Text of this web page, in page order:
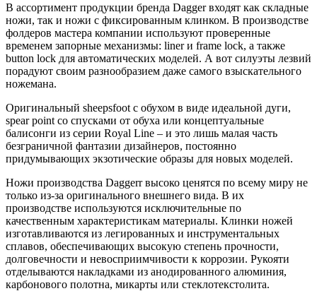
В ассортимент продукции бренда Dagger входят как складные
ножи, так и ножи с фиксированным клинком. В производстве
фолдеров мастера компании используют проверенные
временем запорные механизмы: liner и frame lock, а также
button lock для автоматических моделей. А вот силуэты лезвий
порадуют своим разнообразием даже самого взыскательного
ножемана.
Оригинальный sheepsfoot с обухом в виде идеальной дуги,
spear point со спусками от обуха или концептуальные
балисонги из серии Royal Line – и это лишь малая часть
безграничной фантазии дизайнеров, постоянно
придумывающих экзотические образы для новых моделей.
Ножи производства Daggerr высоко ценятся по всему миру не
только из-за оригинального внешнего вида. В их
производстве используются исключительные по
качественным характеристикам материалы. Клинки ножей
изготавливаются из легированных и инструментальных
сплавов, обеспечивающих высокую степень прочности,
долговечности и невосприимчивости к коррозии. Рукояти
отделываются накладками из анодированного алюминия,
карбонового полотна, микарты или стеклотекстолита.